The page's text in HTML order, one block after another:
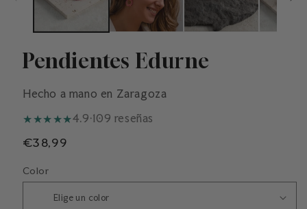
Pendientes Edurne
Hecho a mano en Zaragoza
★★★★★4.9·109 reseñas
Precio
€38,99
Color